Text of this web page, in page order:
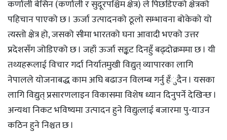
कर्णाली बेसिन (कर्णाली र सुदूरपश्चिम क्षेत्र) ले पिछडिएको क्षेत्रको
पहिचान पाएको छ । ऊर्जा उत्पादनको ठूलो सम्भावना बोकेको यो
त्यस्तो क्षेत्र हो, जसको सीमा भारतको घना आवादी भएको उत्तर
प्रदेशसँग जोडिएको छ । जहाँ ऊर्जा सङ्कट दिनहुँ बढ्दोक्रममा छ । यी
तथ्यहरूलाई विचार गर्दा निर्यातमुखी विद्युत् व्यापारका लागि
नेपालले योजनाबद्ध काम अघि बढाउन विलम्ब गर्नु हँुदैन । यसका
लागि विद्युत् प्रसारणलाइन विकासमा विशेष ध्यान दिनुपर्ने देखिन्छ ।
अन्यथा निकट भविष्यमा उत्पादन हुने विद्युत्लाई बजारमा पु-याउन
कठिन हुने निश्चत छ ।